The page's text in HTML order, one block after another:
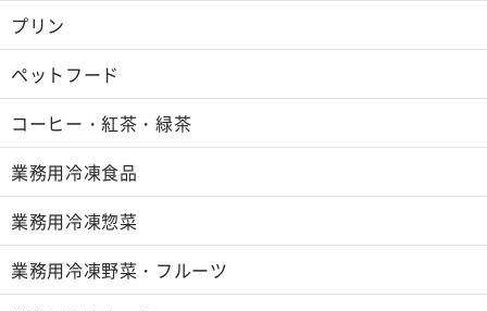
プリン
ペットフード
コーヒー・紅茶・緑茶
業務用冷凍食品
業務用冷凍惣菜
業務用冷凍野菜・フルーツ